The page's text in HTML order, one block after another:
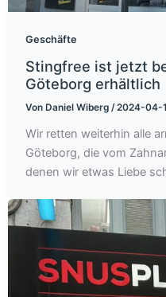
Geschäfte
Stingfree ist jetzt
Göteborg erhältlich
Von Daniel Wiberg /2024-04-
Wir retten weiterhin alle
Göteborg, die vom
denen wir etwas Liebe